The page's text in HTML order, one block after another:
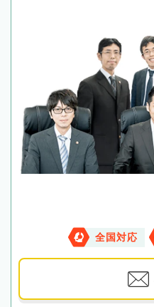
全国対応